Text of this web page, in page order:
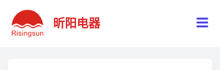
昕阳电器